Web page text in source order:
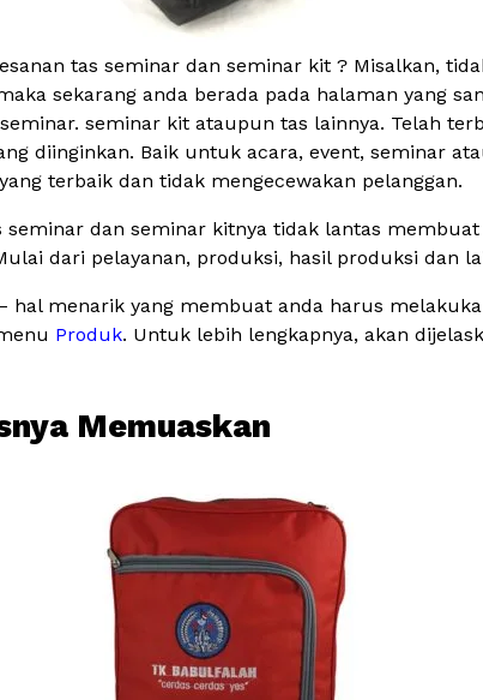
tas seminar dan seminar kit ? Misalkan,
sekarang anda berada pada halaman yang
seminar kit ataupun tas lainnya. Telah
diinginkan. Baik untuk acara, event, seminar
terbaik dan tidak mengecewakan pelanggan.
dan seminar kitnya tidak lantas
dari pelayanan, produksi, hasil produksi dan
hal menarik yang membuat anda harus
Produk. Untuk lebih lengkapnya, akan
Memuaskan